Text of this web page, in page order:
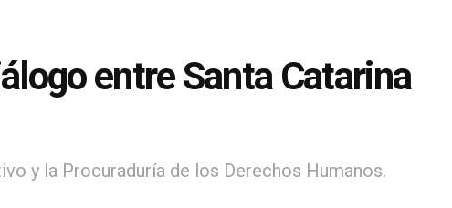
entre Santa Catarina
y la Procuraduría de los Derechos Humanos.